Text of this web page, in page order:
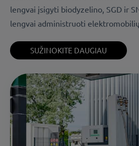
lengvai įsigyti biodyzelino, SGD ir
lengvai administruoti
SUŽINOKITE DAUGIAU